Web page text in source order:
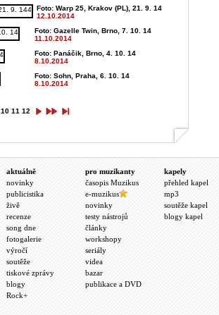
Foto: Warp 25, Krakov (PL), 21. 9. 14
12.10.2014
Foto: Gazelle Twin, Brno, 7. 10. 14
11.10.2014
Foto: Panáčik, Brno, 4. 10. 14
8.10.2014
Foto: Sohn, Praha, 6. 10. 14
8.10.2014
10 11 12
aktuálně
novinky
publicistika
živě
recenze
song dne
fotogalerie
výročí
soutěže
tiskové zprávy
blogy
Rock+
pro muzikanty
časopis Muzikus
e-muzikus
novinky
testy nástrojů
články
workshopy
seriály
videa
bazar
publikace a DVD
kapely
přehled kapel
mp3
soutěže kapel
blogy kapel